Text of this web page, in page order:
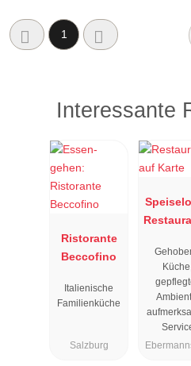
1
Interessante
Ristorante
Beccofino
Italienische
Familienküche
Salzburg
"